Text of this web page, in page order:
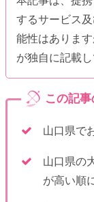
するサービス
能性はありま
が独自に記載し
山口県で
山口県の
が高い順